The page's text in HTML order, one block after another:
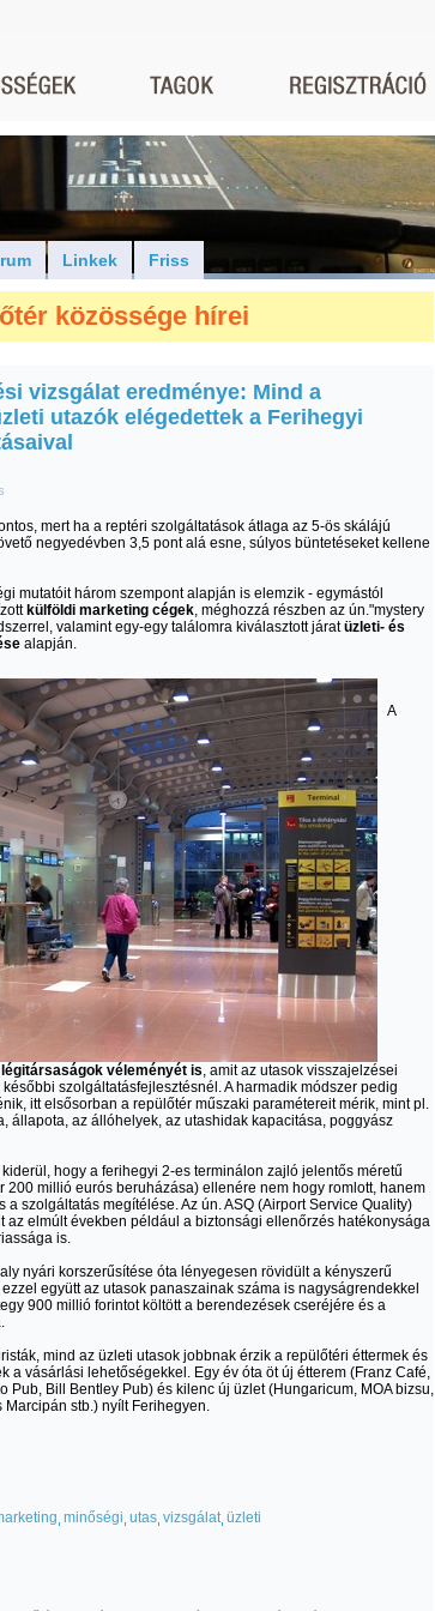
Linkek Friss
közössége hírei
vizsgálat eredménye: Mind a
utazók elégedettek a Ferihegyi
mert ha a reptéri szolgáltatások átlaga az 5-ös skálájú
negyedévben 3,5 pont alá esne, súlyos büntetéseket kellene
mutatóit három szempont alapján is elemzik - egymástól
külföldi marketing cégek, méghozzá részben az ún."mystery
valamint egy-egy találomra kiválasztott járatüzleti- és
alapján.
A
véleményét is, amit az utasok visszajelzései
szolgáltatásfejlesztésnél. A harmadik módszer pedig
itt elsősorban a repülőtér műszaki paramétereit mérik, mint pl.
állapota, az állóhelyek, az utashidak kapacitása, poggyász
hogy a ferihegyi 2-es terminálon zajló jelentős méretű
200 millió eurós beruházása) ellenére nem hogy romlott, hanem
a szolgáltatás megítélése. Az ún. ASQ (Airport Service Quality)
az elmúlt években például a biztonsági ellenőrzés hatékonysága
is.
nyári korszerűsítése óta lényegesen rövidült a kényszerű
együtt az utasok panaszainak száma is nagyságrendekkel
900 millió forintot költött a berendezések cseréjére és a
mind az üzleti utasok jobbnak érzik a repülőtéri éttermek és
a vásárlási lehetőségekkel. Egy év óta öt új étterem (Franz Café,
Pub, Bill Bentley Pub) és kilenc új üzlet (Hungaricum, MOA bizsu,
Marcipán stb.) nyílt Ferihegyen.
minőségi utas vizsgálat üzleti